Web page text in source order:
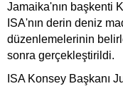
Jamaika'nın başkenti
ISA'nın derin deniz
düzenlemelerinin
sonra gerçekleştirildi.
ISA Konsey Başkanı